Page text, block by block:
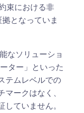
束における非
となっていま
なソリューショ
ター」といった
テムレベルでの
ークはなく、
ていません。